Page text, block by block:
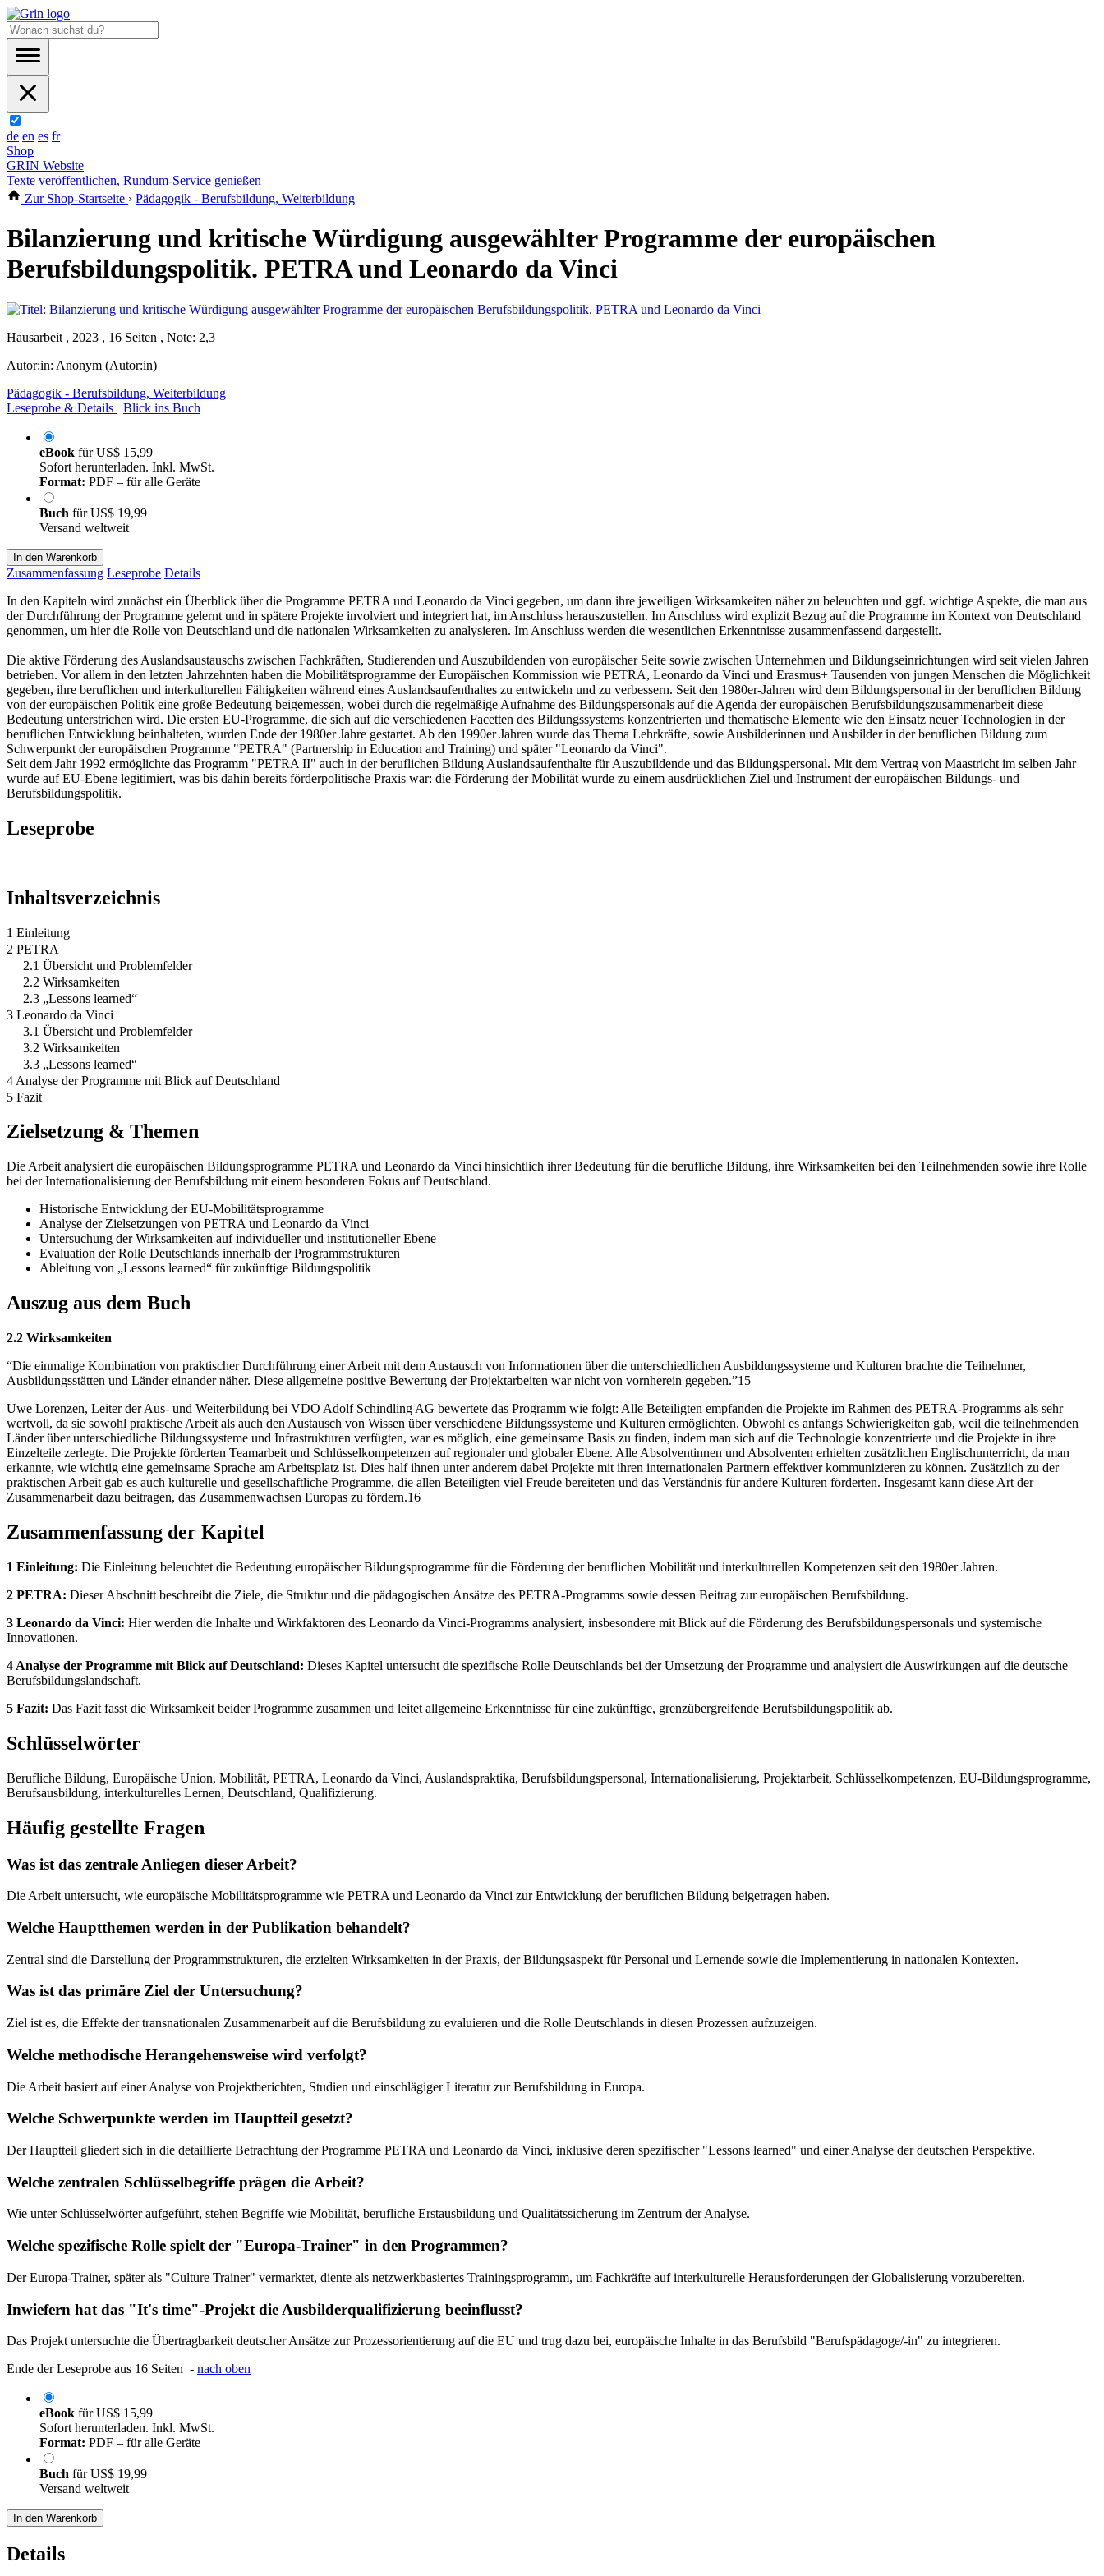
de en es fr
Shop
GRIN Website
Texte veröffentlichen, Rundum-Service genießen
Zur Shop-Startseite › Pädagogik - Berufsbildung, Weiterbildung
Bilanzierung und kritische Würdigung ausgewählter Programme der europäischen
Berufsbildungspolitik. PETRA und Leonardo da Vinci
Hausarbeit , 2023 , 16 Seiten , Note: 2,3
Autor:in: Anonym (Autor:in)
Pädagogik - Berufsbildung, Weiterbildung
Leseprobe & Details
Blick ins Buch
eBook fürUS$ 15,99
Sofort herunterladen. Inkl. MwSt.
Format: PDF – für alle Geräte
Buch fürUS$ 19,99
Versand weltweit
In den Warenkorb
Zusammenfassung Leseprobe Details
In den Kapiteln wird zunächst ein Überblick über die Programme PETRA und Leonardo da Vinci gegeben, um dann ihre jeweiligen Wirksamkeiten näher zu beleuchten und ggf. wichtige Aspekte, die man aus
der Durchführung der Programme gelernt und in spätere Projekte involviert und integriert hat, im Anschluss herauszustellen. Im Anschluss wird explizit Bezug auf die Programme im Kontext von Deutschland
genommen, um hier die Rolle von Deutschland und die nationalen Wirksamkeiten zu analysieren. Im Anschluss werden die wesentlichen Erkenntnisse zusammenfassend dargestellt.
Die aktive Förderung des Auslandsaustauschs zwischen Fachkräften, Studierenden und Auszubildenden von europäischer Seite sowie zwischen Unternehmen und Bildungseinrichtungen wird seit vielen Jahren
betrieben. Vor allem in den letzten Jahrzehnten haben die Mobilitätsprogramme der Europäischen Kommission wie PETRA, Leonardo da Vinci und Erasmus+ Tausenden von jungen Menschen die Möglichkeit
gegeben, ihre beruflichen und interkulturellen Fähigkeiten während eines Auslandsaufenthaltes zu entwickeln und zu verbessern. Seit den 1980er-Jahren wird dem Bildungspersonal in der beruflichen Bildung
von der europäischen Politik eine große Bedeutung beigemessen, wobei durch die regelmäßige Aufnahme des Bildungspersonals auf die Agenda der europäischen Berufsbildungszusammenarbeit diese
Bedeutung unterstrichen wird. Die ersten EU-Programme, die sich auf die verschiedenen Facetten des Bildungssystems konzentrierten und thematische Elemente wie den Einsatz neuer Technologien in der
beruflichen Entwicklung beinhalteten, wurden Ende der 1980er Jahre gestartet. Ab den 1990er Jahren wurde das Thema Lehrkräfte, sowie Ausbilderinnen und Ausbilder in der beruflichen Bildung zum
Schwerpunkt der europäischen Programme "PETRA" (Partnership in Education and Training) und später "Leonardo da Vinci".
Seit dem Jahr 1992 ermöglichte das Programm "PETRA II" auch in der beruflichen Bildung Auslandsaufenthalte für Auszubildende und das Bildungspersonal. Mit dem Vertrag von Maastricht im selben Jahr
wurde auf EU-Ebene legitimiert, was bis dahin bereits förderpolitische Praxis war: die Förderung der Mobilität wurde zu einem ausdrücklichen Ziel und Instrument der europäischen Bildungs- und
Berufsbildungspolitik.
Leseprobe
Inhaltsverzeichnis
1 Einleitung
2 PETRA
2.1 Übersicht und Problemfelder
2.2 Wirksamkeiten
2.3 „Lessons learned“
3 Leonardo da Vinci
3.1 Übersicht und Problemfelder
3.2 Wirksamkeiten
3.3 „Lessons learned“
4 Analyse der Programme mit Blick auf Deutschland
5 Fazit
Zielsetzung & Themen
Die Arbeit analysiert die europäischen Bildungsprogramme PETRA und Leonardo da Vinci hinsichtlich ihrer Bedeutung für die berufliche Bildung, ihre Wirksamkeiten bei den Teilnehmenden sowie ihre Rolle
bei der Internationalisierung der Berufsbildung mit einem besonderen Fokus auf Deutschland.
Historische Entwicklung der EU-Mobilitätsprogramme
Analyse der Zielsetzungen von PETRA und Leonardo da Vinci
Untersuchung der Wirksamkeiten auf individueller und institutioneller Ebene
Evaluation der Rolle Deutschlands innerhalb der Programmstrukturen
Ableitung von „Lessons learned“ für zukünftige Bildungspolitik
Auszug aus dem Buch
2.2 Wirksamkeiten
“Die einmalige Kombination von praktischer Durchführung einer Arbeit mit dem Austausch von Informationen über die unterschiedlichen Ausbildungssysteme und Kulturen brachte die Teilnehmer,
Ausbildungsstätten und Länder einander näher. Diese allgemeine positive Bewertung der Projektarbeiten war nicht von vornherein gegeben.”15
Uwe Lorenzen, Leiter der Aus- und Weiterbildung bei VDO Adolf Schindling AG bewertete das Programm wie folgt: Alle Beteiligten empfanden die Projekte im Rahmen des PETRA-Programms als sehr
wertvoll, da sie sowohl praktische Arbeit als auch den Austausch von Wissen über verschiedene Bildungssysteme und Kulturen ermöglichten. Obwohl es anfangs Schwierigkeiten gab, weil die teilnehmenden
Länder über unterschiedliche Bildungssysteme und Infrastrukturen verfügten, war es möglich, eine gemeinsame Basis zu finden, indem man sich auf die Technologie konzentrierte und die Projekte in ihre
Einzelteile zerlegte. Die Projekte förderten Teamarbeit und Schlüsselkompetenzen auf regionaler und globaler Ebene. Alle Absolventinnen und Absolventen erhielten zusätzlichen Englischunterricht, da man
erkannte, wie wichtig eine gemeinsame Sprache am Arbeitsplatz ist. Dies half ihnen unter anderem dabei Projekte mit ihren internationalen Partnern effektiver kommunizieren zu können. Zusätzlich zu der
praktischen Arbeit gab es auch kulturelle und gesellschaftliche Programme, die allen Beteiligten viel Freude bereiteten und das Verständnis für andere Kulturen förderten. Insgesamt kann diese Art der
Zusammenarbeit dazu beitragen, das Zusammenwachsen Europas zu fördern.16
Zusammenfassung der Kapitel
1 Einleitung: Die Einleitung beleuchtet die Bedeutung europäischer Bildungsprogramme für die Förderung der beruflichen Mobilität und interkulturellen Kompetenzen seit den 1980er Jahren.
2 PETRA: Dieser Abschnitt beschreibt die Ziele, die Struktur und die pädagogischen Ansätze des PETRA-Programms sowie dessen Beitrag zur europäischen Berufsbildung.
3 Leonardo da Vinci: Hier werden die Inhalte und Wirkfaktoren des Leonardo da Vinci-Programms analysiert, insbesondere mit Blick auf die Förderung des Berufsbildungspersonals und systemische
Innovationen.
4 Analyse der Programme mit Blick auf Deutschland: Dieses Kapitel untersucht die spezifische Rolle Deutschlands bei der Umsetzung der Programme und analysiert die Auswirkungen auf die deutsche
Berufsbildungslandschaft.
5 Fazit: Das Fazit fasst die Wirksamkeit beider Programme zusammen und leitet allgemeine Erkenntnisse für eine zukünftige, grenzübergreifende Berufsbildungspolitik ab.
Schlüsselwörter
Berufliche Bildung, Europäische Union, Mobilität, PETRA, Leonardo da Vinci, Auslandspraktika, Berufsbildungspersonal, Internationalisierung, Projektarbeit, Schlüsselkompetenzen, EU-Bildungsprogramme,
Berufsausbildung, interkulturelles Lernen, Deutschland, Qualifizierung.
Häufig gestellte Fragen
Was ist das zentrale Anliegen dieser Arbeit?
Die Arbeit untersucht, wie europäische Mobilitätsprogramme wie PETRA und Leonardo da Vinci zur Entwicklung der beruflichen Bildung beigetragen haben.
Welche Hauptthemen werden in der Publikation behandelt?
Zentral sind die Darstellung der Programmstrukturen, die erzielten Wirksamkeiten in der Praxis, der Bildungsaspekt für Personal und Lernende sowie die Implementierung in nationalen Kontexten.
Was ist das primäre Ziel der Untersuchung?
Ziel ist es, die Effekte der transnationalen Zusammenarbeit auf die Berufsbildung zu evaluieren und die Rolle Deutschlands in diesen Prozessen aufzuzeigen.
Welche methodische Herangehensweise wird verfolgt?
Die Arbeit basiert auf einer Analyse von Projektberichten, Studien und einschlägiger Literatur zur Berufsbildung in Europa.
Welche Schwerpunkte werden im Hauptteil gesetzt?
Der Hauptteil gliedert sich in die detaillierte Betrachtung der Programme PETRA und Leonardo da Vinci, inklusive deren spezifischer "Lessons learned" und einer Analyse der deutschen Perspektive.
Welche zentralen Schlüsselbegriffe prägen die Arbeit?
Wie unter Schlüsselwörter aufgeführt, stehen Begriffe wie Mobilität, berufliche Erstausbildung und Qualitätssicherung im Zentrum der Analyse.
Welche spezifische Rolle spielt der "Europa-Trainer" in den Programmen?
Der Europa-Trainer, später als "Culture Trainer" vermarktet, diente als netzwerkbasiertes Trainingsprogramm, um Fachkräfte auf interkulturelle Herausforderungen der Globalisierung vorzubereiten.
Inwiefern hat das "It's time"-Projekt die Ausbilderqualifizierung beeinflusst?
Das Projekt untersuchte die Übertragbarkeit deutscher Ansätze zur Prozessorientierung auf die EU und trug dazu bei, europäische Inhalte in das Berufsbild "Berufspädagoge/-in" zu integrieren.
Ende der Leseprobe aus 16 Seiten - nach oben
eBook fürUS$ 15,99
Sofort herunterladen. Inkl. MwSt.
Format: PDF – für alle Geräte
Buch fürUS$ 19,99
Versand weltweit
In den Warenkorb
Details